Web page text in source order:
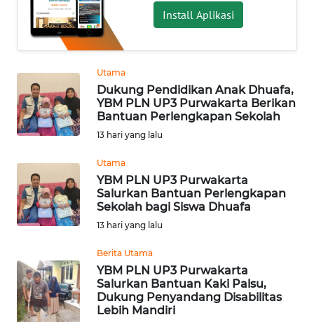
Install Aplikasi
Utama
Dukung Pendidikan Anak Dhuafa,
YBM PLN UP3 Purwakarta Berikan
Bantuan Perlengkapan Sekolah
13 hari yang lalu
Utama
YBM PLN UP3 Purwakarta
Salurkan Bantuan Perlengkapan
Sekolah bagi Siswa Dhuafa
13 hari yang lalu
Berita Utama
YBM PLN UP3 Purwakarta
Salurkan Bantuan Kaki Palsu,
Dukung Penyandang Disabilitas
Lebih Mandiri
KRIMINAL
EKUIN
SAINS-TEKNO
INTERNASIONAL
PENDIDIKAN
OLAHRAGA